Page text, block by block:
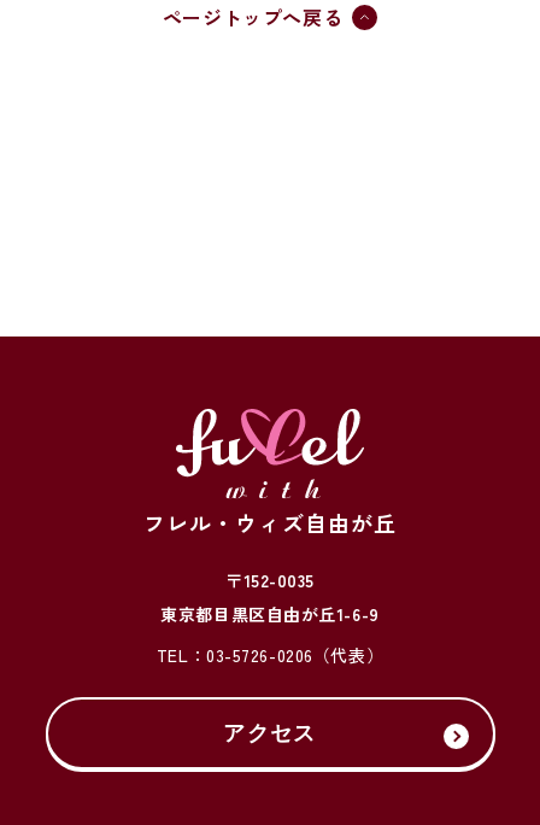
ページトップへ戻る
フレル・ウィズ自由が丘
〒152-0035
東京都目黒区自由が丘1-6-9
TEL：03-5726-0206 （代表）
アクセス